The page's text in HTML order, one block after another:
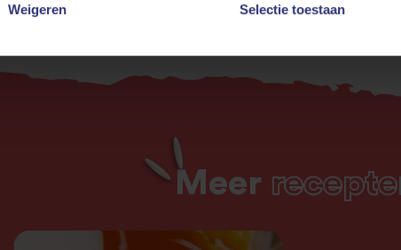
Weigeren Selectie toestaan
Meer